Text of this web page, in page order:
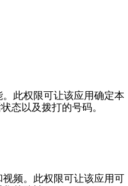
此权限可让该应用确定本
态以及拨打的号码。
频。此权限可让该应用可